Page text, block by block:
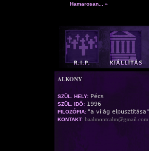
Hamarosan... »
ALKONY
SZÜL. HELY: Pécs
SZÜL. IDŐ: 1996
FILOZÓFIA: "a világ elpusztítása"
KONTAKT: baalmontcalm@gmail.com